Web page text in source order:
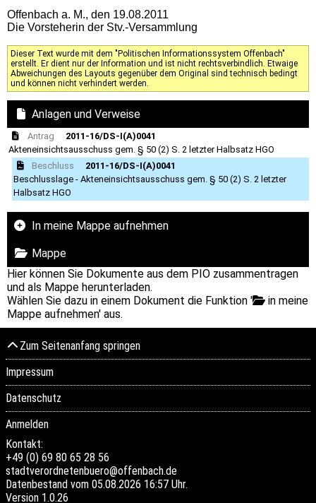
Offenbach a. M., den 19.08.2011
Die Vorsteherin der Stv.-Versammlung
Dieser Text wurde mit dem "Politischen Informationssystem Offenbach"
erstellt. Er dient nur der Information und ist nicht rechtsverbindlich. Etwaige
Abweichungen des Layouts gegenüber dem Original sind technisch bedingt
und können nicht verhindert werden.
Anlagen und Verweise
Antrag
2011-16/DS-I(A)0041
Akteneinsichtsausschuss gem. § 50 (2) S. 2 letzter Halbsatz HGO
Beschluss
2011-16/DS-I(A)0041
Beschlusslage - Akteneinsichtsausschuss gem. § 50 (2) S. 2 letzter
Halbsatz HGO
In meine Mappe aufnehmen
Mappe
Hier können Sie Dokumente aus dem PIO zusammentragen
und als Mappe herunterladen.
Wählen Sie dazu in einem Dokument die Funktion '
in meine
Mappe aufnehmen' aus.
Zum Seitenanfang springen
Impressum
Datenschutz
Anmelden
Kontakt:
+49 (0) 69 80 65 28 56
stadtverordnetenbuero@offenbach.de
Datenbestand vom 05.08.2026 16:57 Uhr.
Version 1.0.26